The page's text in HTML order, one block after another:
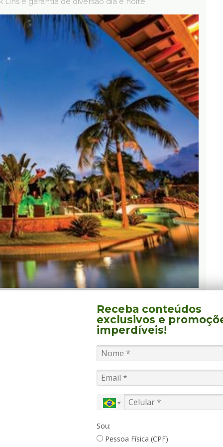
DE SÃO PAULO
é garantia de diversão dia e noite. Com
m² de piscinas de águas termais naturais, com
bola orbital, tapete e piscina de água fria
do resort contempla fitness center, pista de
salão de jogos, spa, lago, tirolesa, arvorismo e
alguns especialmente adaptados para
Receba conteúdos
exclusivos e
imperdíveis!
Sou:
Pessoa Física (CPF)